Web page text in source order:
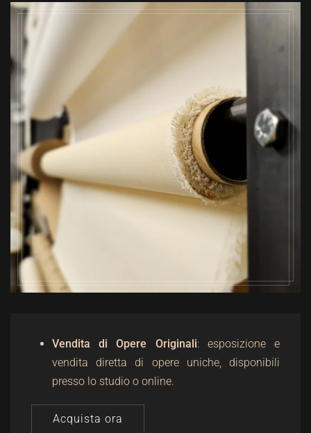
Vendita di Opere Originali: esposizione e
vendita diretta di opere uniche, disponibili
presso lo studio o online.
Acquista ora